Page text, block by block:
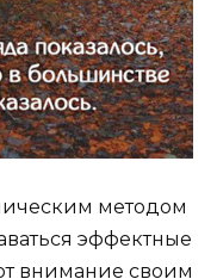
методом
эффектные
внимание своим